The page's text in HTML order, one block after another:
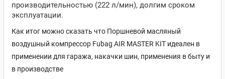
производительностью (222 л/мин), долгим сроком
эксплуатации.
Как итог можно сказать что Поршневой масляный
воздушный компрессор Fubag AIR MASTER KIT идеален в
применении для гаража, накачки шин, применения в быту и
в производстве